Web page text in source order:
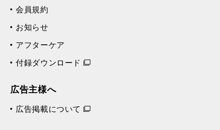
会員規約
お知らせ
アフターケア
付録ダウンロード
広告主様へ
広告掲載について